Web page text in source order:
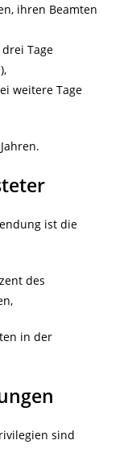
ihren Beamten
Tage
weitere Tage
ist die
des
in der
sind